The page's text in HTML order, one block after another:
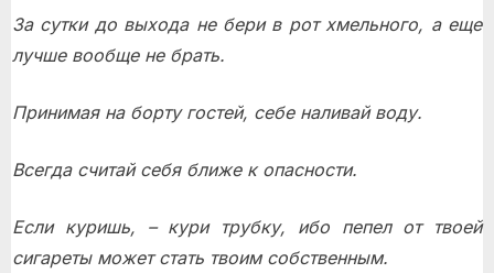
За сутки до выхода не бери в рот хмельного, а еще
лучше вообще не брать.
Принимая на борту гостей, себе наливай воду.
Всегда считай себя ближе к опасности.
Если куришь, – кури трубку, ибо пепел от твоей
сигареты может стать твоим собственным.